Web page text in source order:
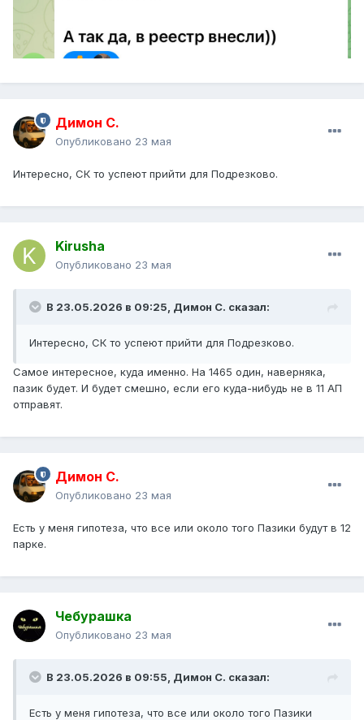
Димон С.
Опубликовано 23 мая
Интересно, СК то успеют прийти для Подрезково.
Kirusha
Опубликовано 23 мая
В 23.05.2026 в 09:25, Димон С. сказал:
Интересно, СК то успеют прийти для Подрезково.
Самое интересное, куда именно. На 1465 один, наверняка,
пазик будет. И будет смешно, если его куда-нибудь не в 11 АП
отправят.
Димон С.
Опубликовано 23 мая
Есть у меня гипотеза, что все или около того Пазики будут в 12
парке.
Чебурашка
Опубликовано 23 мая
В 23.05.2026 в 09:55, Димон С. сказал:
Есть у меня гипотеза, что все или около того Пазики